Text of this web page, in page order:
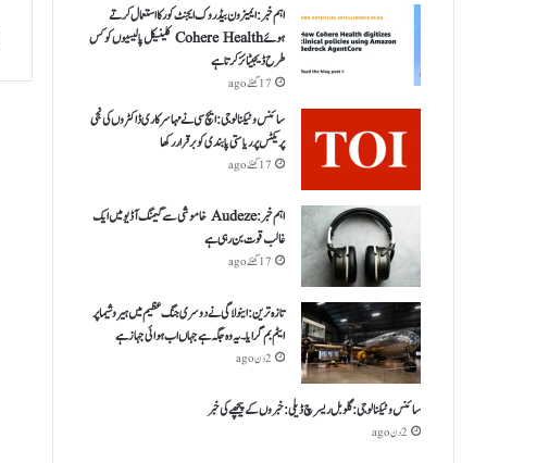
اہم خبر: ایمیزون بیڈروک ایجنٹ کور کا استعمال کرتے
ہوئے Cohere Health کلینیکل پالیسیوں کو کس
طرح ڈیجیٹائز کرتا ہے
17 گھنٹے ago
سائنس و ٹیکنالوجی: ایچ سی نے مہا سرکاری ڈاکٹروں کی نجی
پریکٹس پر ریاستی پابندی کو برقرار رکھا
17 گھنٹے ago
اہم خبر: Audeze خاموشی سے گیمنگ آڈیو میں ایک
غالب قوت بن رہی ہے
17 گھنٹے ago
تازہ ترین: اینولا گی نے دوسری جنگ عظیم میں ہیروشیما پر
ایٹم بم گرایا ۔ یہ وہ جگہ ہے جہاں اب ہوائی جہاز ہے
2 دن ago
سائنس و ٹیکنالوجی: گلوبل ریسرچ ڈیلی: خبروں کے پیچھے کی خبر
2 دن ago